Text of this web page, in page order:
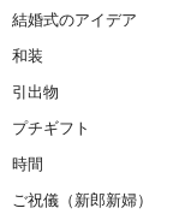
結婚式のアイデア
和装
引出物
プチギフト
時間
ご祝儀（新郎新婦）